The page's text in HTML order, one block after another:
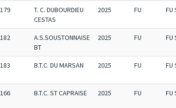
179
T. C. DUBOURDIEU
CESTAS
2025 FU FU
182
A.S.SOUSTONNAISE
BT
2025 FU FU
183 B.T.C. DU MARSAN 2025 FU FU
166 B.T.C. ST CAPRAISE 2025 FU FU